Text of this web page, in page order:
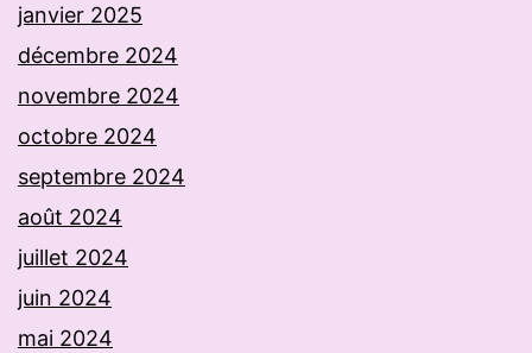
janvier 2025
décembre 2024
novembre 2024
octobre 2024
septembre 2024
août 2024
juillet 2024
juin 2024
mai 2024